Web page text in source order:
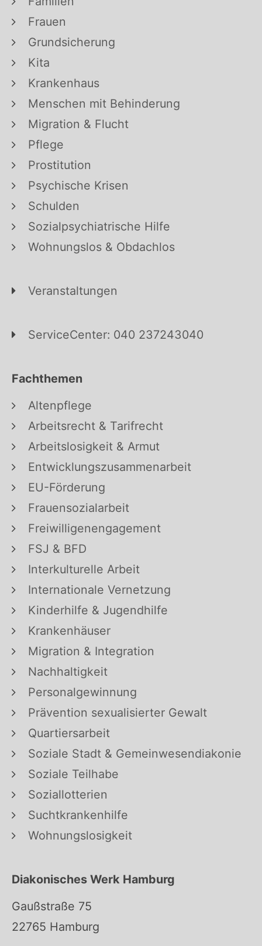
Frauen
Grundsicherung
Kita
Krankenhaus
Menschen mit Behinderung
Migration & Flucht
Pflege
Prostitution
Psychische Krisen
Schulden
Sozialpsychiatrische Hilfe
Wohnungslos & Obdachlos
Veranstaltungen
ServiceCenter: 040 237243040
Fachthemen
Altenpflege
Arbeitsrecht & Tarifrecht
Arbeitslosigkeit & Armut
Entwicklungszusammenarbeit
EU-Förderung
Frauensozialarbeit
Freiwilligenengagement
FSJ & BFD
Interkulturelle Arbeit
Internationale Vernetzung
Kinderhilfe & Jugendhilfe
Krankenhäuser
Migration & Integration
Nachhaltigkeit
Personalgewinnung
Prävention sexualisierter Gewalt
Quartiersarbeit
Soziale Stadt & Gemeinwesendiakonie
Soziale Teilhabe
Soziallotterien
Suchtkrankenhilfe
Wohnungslosigkeit
Diakonisches Werk Hamburg
Gaußstraße 75
22765 Hamburg